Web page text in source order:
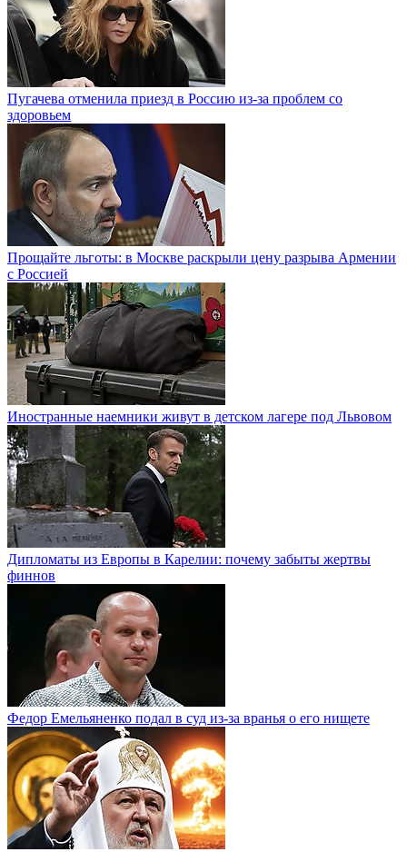
Пугачева отменила приезд в Россию из-за проблем со
здоровьем
Прощайте льготы: в Москве раскрыли цену разрыва Армении
с Россией
Иностранные наемники живут в детском лагере под Львовом
Дипломаты из Европы в Карелии: почему забыты жертвы
финнов
Федор Емельяненко подал в суд из-за вранья о его нищете